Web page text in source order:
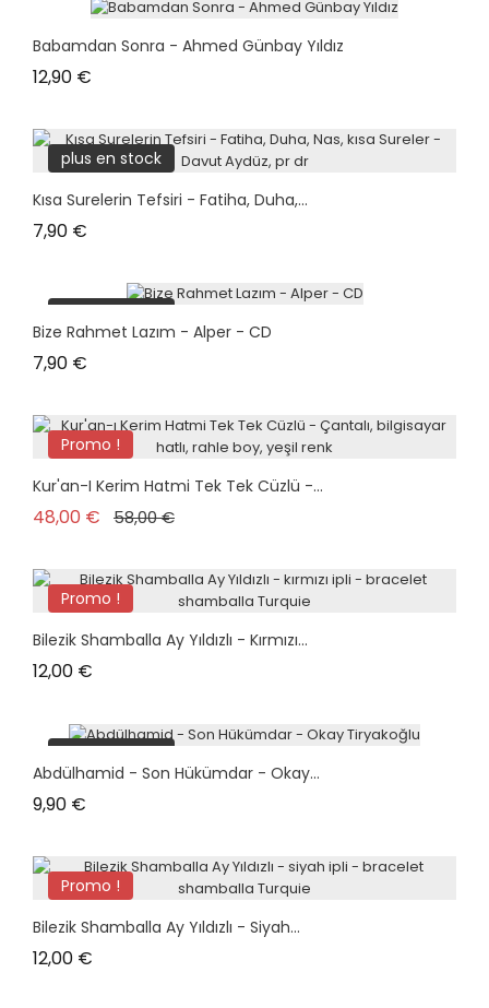
Babamdan Sonra - Ahmed Günbay Yıldız
12,90 €
plus en stock
Kısa Surelerin Tefsiri - Fatiha, Duha,...
7,90 €
plus en stock
Bize Rahmet Lazım - Alper - CD
7,90 €
Promo !
Kur'an-I Kerim Hatmi Tek Tek Cüzlü -...
48,00 € Prix de base
58,00 €Prix
Promo !
plus en stock
Bilezik Shamballa Ay Yıldızlı - Kırmızı...
12,00 €
plus en stock
Abdülhamid - Son Hükümdar - Okay...
9,90 €
Promo !
plus en stock
Bilezik Shamballa Ay Yıldızlı - Siyah...
12,00 €